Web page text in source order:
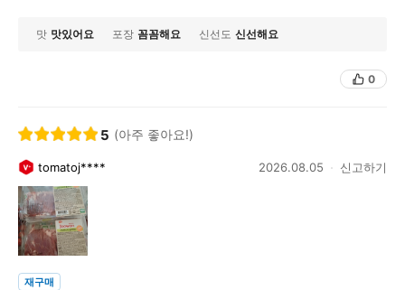
맛 맛있어요 포장 꼼꼼해요 신선도 신선해요
0
5 (아주 좋아요!)
tomatoj**** 2026.08.05 신고하기
재구매